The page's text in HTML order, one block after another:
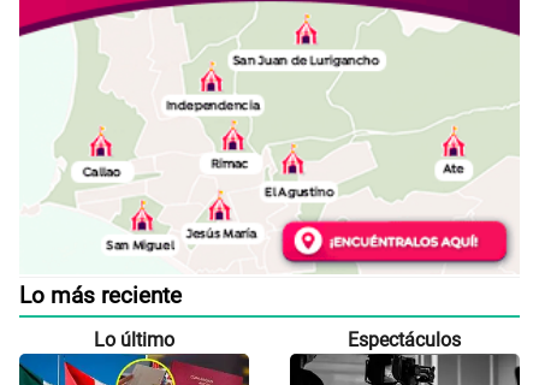
Lo más reciente
Lo último Espectáculos